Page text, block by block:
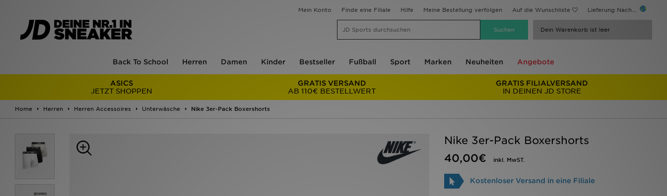
Mein Konto Finde eine Filiale Hilfe Meine Bestellung verfolgen Auf die Wunschliste Lieferung Nach...
Dein Warenkorb ist leer
Back To School Herren Damen Kinder Bestseller Fußball Sport Marken Neuheiten Angebote
ASICS
JETZT SHOPPEN
GRATIS VERSAND
AB 110€ BESTELLWERT
GRATIS FILIALVERSAND
IN DEINEN JD STORE
Home Herren Herren Accessoires Unterwäsche Nike 3er-Pack Boxershorts
Nike 3er-Pack Boxershorts
40,00€
inkl. MwST.
Kostenloser Versand in eine Filiale